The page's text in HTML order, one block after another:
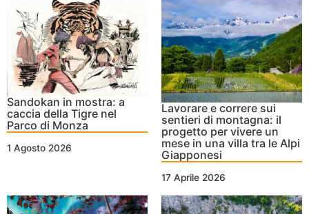
Sandokan in mostra: a
caccia della Tigre nel
Parco di Monza
1 Agosto 2026
Lavorare e correre sui
sentieri di montagna: il
progetto per vivere un
mese in una villa tra le Alpi
Giapponesi
17 Aprile 2026